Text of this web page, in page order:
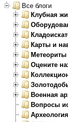
Все блоги
Клубная
Карты и
Метеориты
Оцените
Военная
Вопросы
Археология